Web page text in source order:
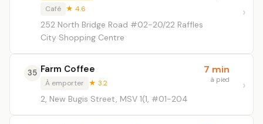
Café ★ 4.6
252 North Bridge Road #02-20/22 Raffles
City Shopping Centre
35 Farm Coffee
À emporter ★ 3.2
2, New Bugis Street, MSV 1(1, #01-204
7 min
à pied